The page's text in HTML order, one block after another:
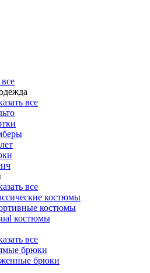
все
все
костюмы
костюмы
костюмы
все
брюки
брюки